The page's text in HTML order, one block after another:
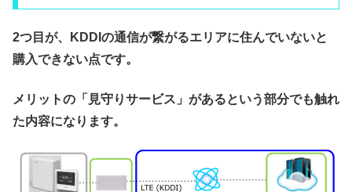
2つ目が、KDDIの通信が繋がるエリアに住んでいないと
購入できない点です。
メリットの「見守りサービス」があるという部分でも触れ
た内容になります。